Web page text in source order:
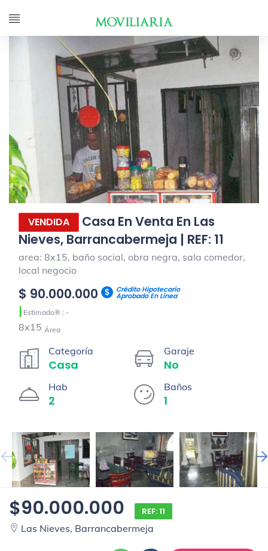
VENDIDA
Casa En Venta En Las
Nieves, Barrancabermeja | REF: 11
area: 8x15, baño social, obra negra, sala comedor,
local negocio
$ 90.000.000 Crédito Hipotecario
Aprobado En Línea
| Estimado® : -
8x15 Área
Categoría
Casa
Garaje
No
Hab
2
Baños
1
$90.000.000 REF: 11
Las Nieves, Barrancabermeja